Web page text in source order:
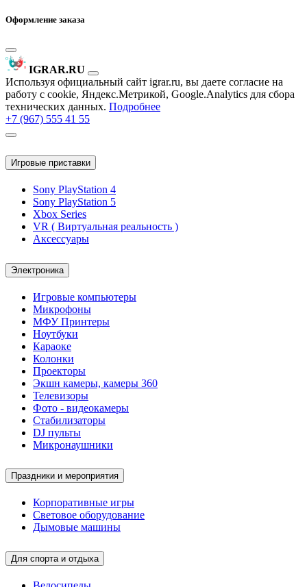
Оформление заказа
IGRAR.RU
Используя официальный сайт igrar.ru, вы даете согласие на
работу с cookie, Яндекс.Метрикой, Google.Analytics для сбора
технических данных. Подробнее
+7 (967) 555 41 55
Игровые приставки
Sony PlayStation 4
Sony PlayStation 5
Xbox Series
VR ( Виртуальная реальность )
Аксессуары
Электроника
Игровые компьютеры
Микрофоны
МФУ Принтеры
Ноутбуки
Караоке
Колонки
Проекторы
Экшн камеры, камеры 360
Телевизоры
Фото - видеокамеры
Стабилизаторы
DJ пульты
Микронаушники
Праздники и мероприятия
Корпоративные игры
Световое оборудование
Дымовые машины
Для спорта и отдыха